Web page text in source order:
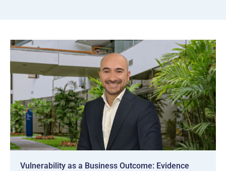
Vulnerability as a Business Outcome: Evidence